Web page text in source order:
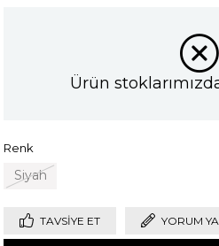
Ürün
Renk
Siyah
TAVSIYE ET YORUM